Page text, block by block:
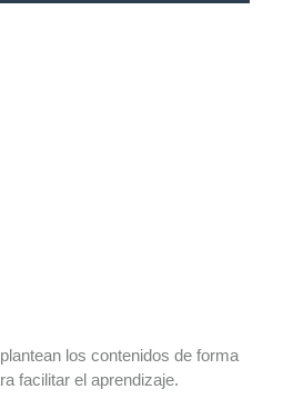
los contenidos de forma
facilitar el aprendizaje.